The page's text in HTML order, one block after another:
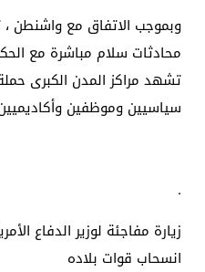
وبموجب الاتفاق مع واشنطن
محادثات سلام مباشرة مع
تشهد مراكز المدن الكبرى
سياسيين وموظفين
.
زيارة مفاجئة لوزير الدفاع
انسحاب قوات بلاده